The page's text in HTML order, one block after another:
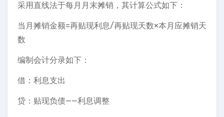
采用直线法于每月月末摊销，其计算公式如下：
当月摊销金额=再贴现利息/再贴现天数×本月应摊销天
数
编制会计分录如下：
借：利息支出
贷：贴现负债——利息调整